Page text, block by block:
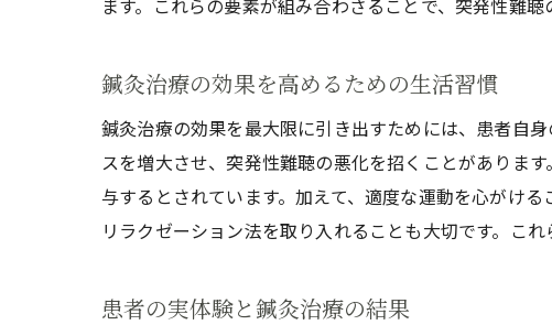
不
患
最新の
最
ます。これらの要素が組み合わさることで、突発性難
鍼灸治療の効果を高めるための生活習慣
鍼灸治療の効果を最大限に引き出すためには、患者自
スを増大させ、突発性難聴の悪化を招くことがありま
与するとされています。加えて、適度な運動を心がけ
リラクゼーション法を取り入れることも大切です。こ
患者の実体験と鍼灸治療の結果